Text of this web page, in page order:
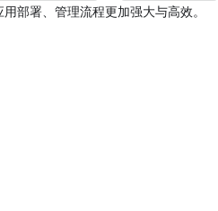
部署、管理流程更加强大与高效。